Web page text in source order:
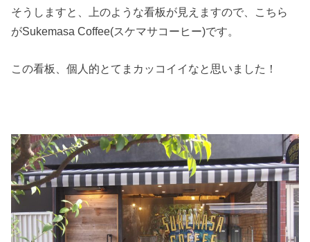
そうしますと、上のような看板が見えますので、こちら
がSukemasa Coffee(スケマサコーヒー)です。
この看板、個人的とてまカッコイイなと思いました！